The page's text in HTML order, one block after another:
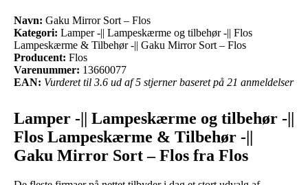
Navn: Gaku Mirror Sort – Flos
Kategori: Lamper -|| Lampeskærme og tilbehør -|| Flos
Lampeskærme & Tilbehør -|| Gaku Mirror Sort – Flos
Producent: Flos
Varenummer: 13660077
EAN: Vurderet til 3.6 ud af 5 stjerner baseret på 21 anmeldelser
Lamper -|| Lampeskærme og tilbehør -||
Flos Lampeskærme & Tilbehør -||
Gaku Mirror Sort – Flos fra Flos